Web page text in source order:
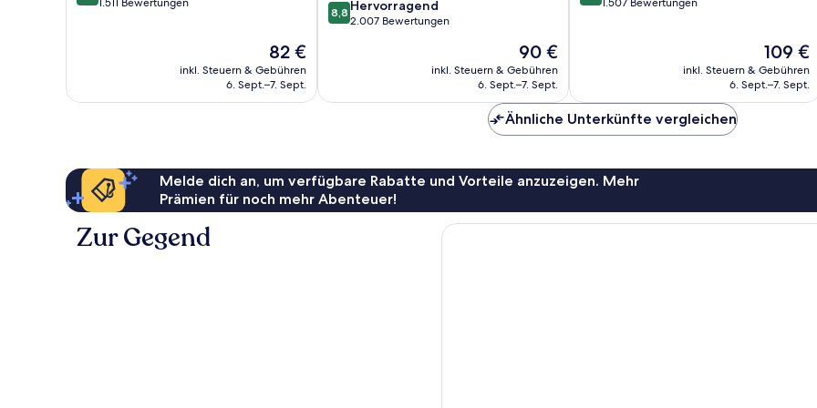
Der
Preis
beträgt
82 €
inkl. Steuern & Gebühren
6. Sept.–7. Sept.
8.8
von
8,8 Hervorragend
2.007 Bewertungen
Der
Preis
beträgt
90 €
inkl. Steuern & Gebühren
6. Sept.–7. Sept.
Der
Preis
beträgt
109 €
inkl. Steuern & Gebühren
6. Sept.–7. Sept.
Ähnliche Unterkünfte vergleichen
Melde dich an, um verfügbare Rabatte und Vorteile anzuzeigen. Mehr
Prämien für noch mehr Abenteuer!
Zur Gegend